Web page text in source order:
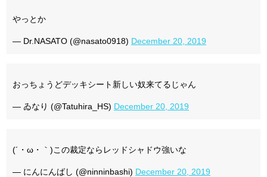
やっとか
— Dr.NASATO (@nasato0918) December 20, 2019
おっちょうどデッキシート新しい奴来てるじゃん
— ゐなり (@Tatuhira_HS) December 20, 2019
(´・ω・｀)この裁定ならレッドシャドウ強いな
— にんにんばし (@ninninbashi) December 20, 2019